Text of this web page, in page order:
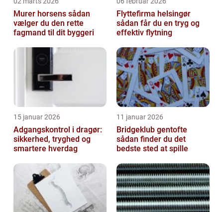
Murer horsens sådan
vælger du den rette
fagmand til dit byggeri
Flyttefirma helsingør
sådan får du en tryg og
effektiv flytning
15 januar 2026
Adgangskontrol i dragør:
sikkerhed, tryghed og
smartere hverdag
11 januar 2026
Bridgeklub gentofte
sådan finder du det
bedste sted at spille